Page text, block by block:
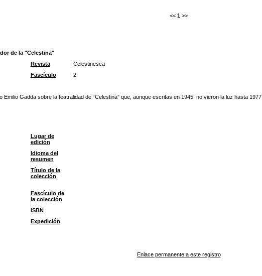
<< 1 >>
de la "Celestina"
Revista Celestinesca
Fascículo 2
Gadda sobre la teatralidad de “Celestina” que, aunque escritas en 1945, no vieron la luz hasta 1977.
Lugar de
edición
Idioma del
resumen
Título de la
colección
Fascículo de
la colección
ISBN
Expedición
Enlace permanente a este registro